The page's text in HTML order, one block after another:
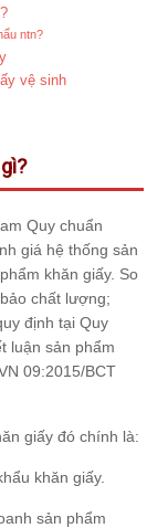
ntn?
vệ sinh
Quy chuẩn
giá hệ thống sản
khăn giấy. So
chất lượng;
định tại Quy
luận sản phẩm
09:2015/BCT
giấy đó chính là:
khăn giấy.
sản phẩm